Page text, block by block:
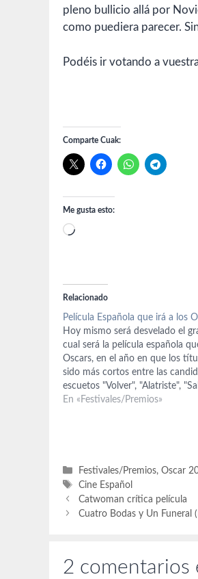
pleno bullicio allá por
como puediera parecer.
Podéis ir votando a
Comparte Cuak:
Me gusta esto:
Cargando...
Relacionado
Película Española que irá a los
Hoy mismo será desvelado el
cual será la película española
Oscars, en el año en que los
sido más cortos entre las
escuetos "Volver", "Alatriste",
la miniencuesta, aunque aún
En «Festivales/Premios»
Categorías
Festivales/Premios,Oscar
Etiquetas
Cine Español
Catwoman crítica película
Cuatro Bodas y Un Funeral
2 comentarios